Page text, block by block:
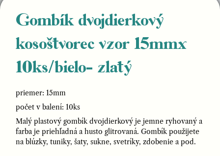
Gombík dvojdierkový
kosoštvorec vzor 15mmx
10ks/bielo- zlatý
priemer: 15mm
počet v balení: 10ks
Malý plastový gombík dvojdierkový je jemne ryhovaný a
farba je priehľadná a husto glitrovaná. Gombík použijete
na blúzky, tuniky, šaty, sukne, svetríky, zdobenie a pod.